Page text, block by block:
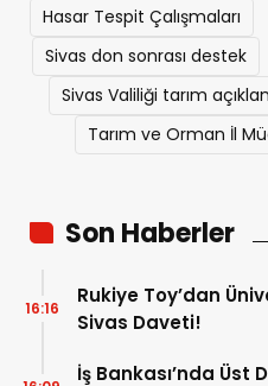
Hasar Tespit Çalışmaları
Sivas don sonrası destek
Sivas Valiliği tarım
Tarım ve Orman İl
Son Haberler
Rukiye Toy’dan
Sivas Daveti!
16:16
İş Bankası’nda Üst